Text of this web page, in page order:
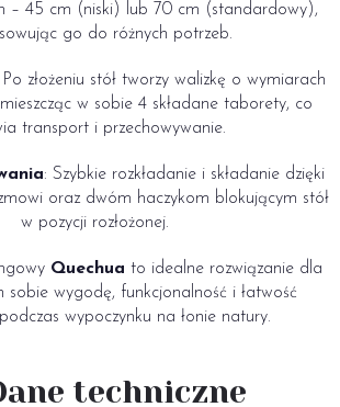
– 45 cm (niski) lub 70 cm (standardowy),
go do różnych potrzeb.
Po złożeniu stół tworzy walizkę o wymiarach
w sobie 4 składane taborety, co
transport i przechowywanie.
: Szybkie rozkładanie i składanie dzięki
oraz dwóm haczykom blokującym stół
w pozycji rozłożonej.
Quechua to idealne rozwiązanie dla
sobie wygodę, funkcjonalność i łatwość
wypoczynku na łonie natury.
techniczne